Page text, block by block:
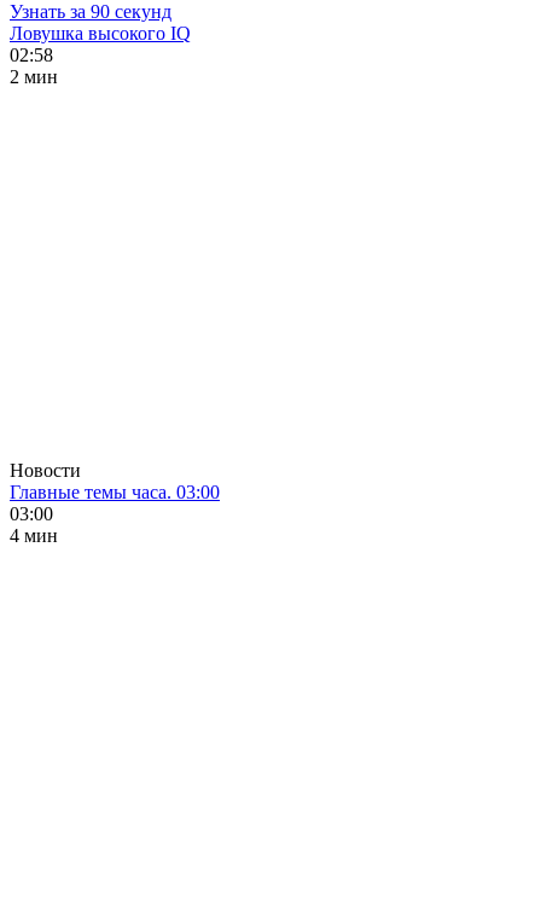
Узнать за 90 секунд
Ловушка высокого IQ
02:58
2 мин
Новости
Главные темы часа. 03:00
03:00
4 мин